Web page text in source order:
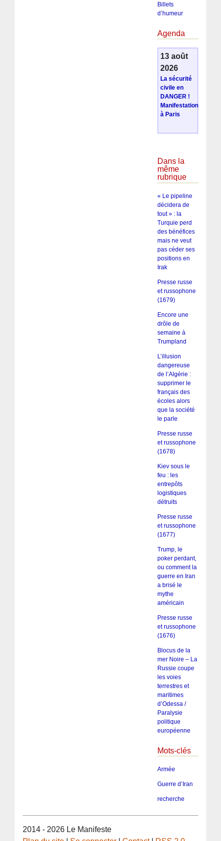
Billets
d’humeur
Agenda
13 août
2026
La sécurité
civile en
DANGER !
Manifestation
à Paris
Dans la
même
rubrique
« Le pipeline
décidera de
tout » : la
Turquie perd
des bénéfices
mais ne veut
pas céder ses
positions en
Irak
Presse russe
et russophone
(1679)
Encore une
drôle de
semaine à
Trumpland
L’illusion
dangereuse
de l’Algérie :
supprimer le
français des
écoles alors
que la société
le parle
Presse russe
et russophone
(1678)
Kiev sous le
feu : les
entrepôts
logistiques
détruits
Presse russe
et russophone
(1677)
Trump, le
poker perdant,
ou comment la
guerre en Iran
a brisé le
mythe
américain
Presse russe
et russophone
(1676)
Blocus de la
mer Noire – La
Russie coupe
les voies
terrestres et
maritimes
d’Odessa /
Paralysie
politique
européenne
Mots-clés
Armée
Guerre d’Iran
recherche
2014 - 2026 Le Manifeste